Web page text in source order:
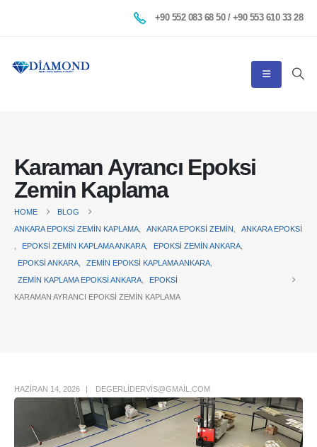
+90 552 083 68 50 / +90 553 610 33 28
Karaman Ayrancı Epoksi
Zemin Kaplama
HOME
BLOG
ANKARA EPOKSI ZEMIN KAPLAMA
ANKARA EPOKSI ZEMIN
ANKARA EPOKSI
EPOKSI ZEMIN KAPLAMA ANKARA EPOKSI ZEMIN ANKARA
EPOKSI ANKARA
ZEMIN EPOKSI KAPLAMA ANKARA
ZEMIN KAPLAMA EPOKSI ANKARA
EPOKSI
KARAMAN AYRANCI EPOKSI ZEMIN KAPLAMA
HAZIRAN 14, 2026 DEGERLIDERVIS@GMAIL.COM
Author Box